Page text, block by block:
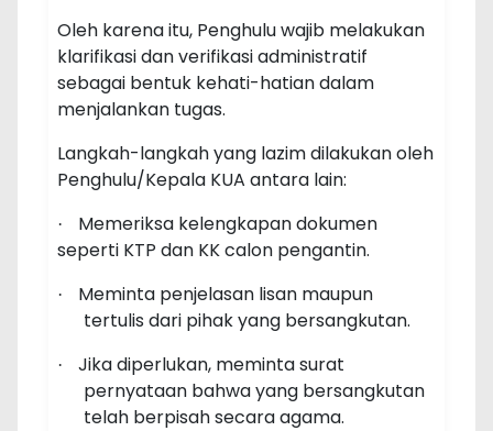
Oleh karena itu, Penghulu wajib melakukan
klarifikasi dan verifikasi administratif
sebagai bentuk kehati-hatian dalam
menjalankan tugas.
Langkah-langkah yang lazim dilakukan oleh
Penghulu/Kepala KUA antara lain:
·
Memeriksa kelengkapan dokumen
seperti KTP dan KK calon pengantin.
·
Meminta penjelasan lisan maupun
tertulis dari pihak yang bersangkutan.
·
Jika diperlukan, meminta surat
pernyataan bahwa yang bersangkutan
telah berpisah secara agama.